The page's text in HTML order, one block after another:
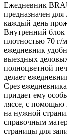
Ежедневник
предназначен
каждый день
Внутренний блок
плотностью 70 г/
ежедневник
выездных
полноцветной
делает
Срез
придает ему
ляссе, с помощью
на нужной
справочным
страницы для